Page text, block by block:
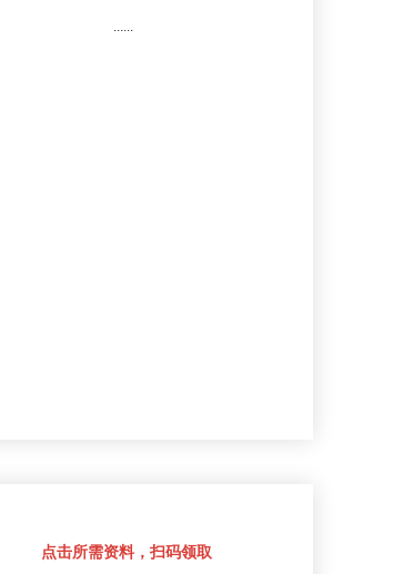
......
点击所需资料，扫码领取